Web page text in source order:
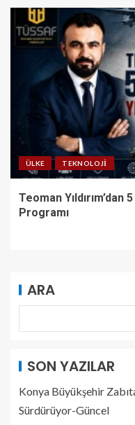
ÜLKE TEKNOLOJI
Teoman
Programı
ARA
SON YAZILAR
Konya Büyükşehir
Sürdürüyor-Güncel